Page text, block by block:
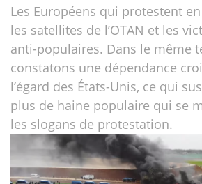
Les Européens qui protestent en
les satellites de l’OTAN et les
anti-populaires. Dans le même
constatons une dépendance
l’égard des États-Unis, ce qui
plus de haine populaire qui se
les slogans de protestation.